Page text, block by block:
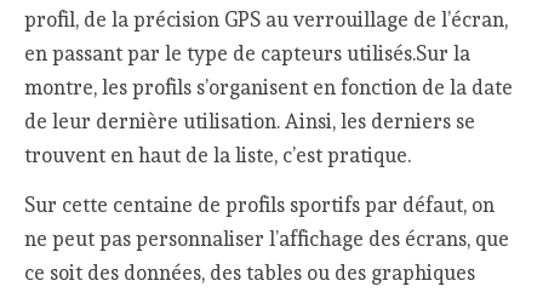
profil, de la précision GPS au verrouillage de l’écran,
en passant par le type de capteurs utilisés.Sur la
montre, les profils s’organisent en fonction de la date
de leur dernière utilisation. Ainsi, les derniers se
trouvent en haut de la liste, c’est pratique.
Sur cette centaine de profils sportifs par défaut, on
ne peut pas personnaliser l’affichage des écrans, que
ce soit des données, des tables ou des graphiques